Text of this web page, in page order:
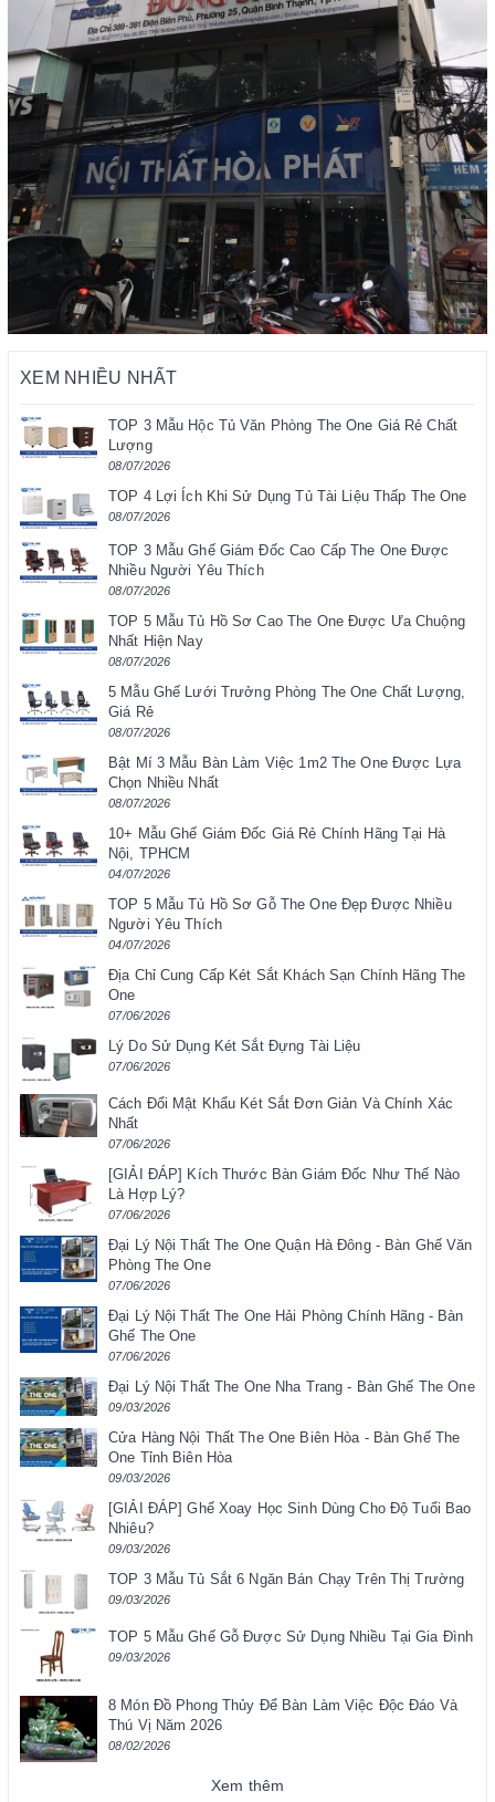
XEM NHIỀU NHẤT
TOP 3 Mẫu Hộc Tủ Văn Phòng The One Giá Rẻ Chất
Lượng
08/07/2026
TOP 4 Lợi Ích Khi Sử Dụng Tủ Tài Liệu Thấp The One
08/07/2026
TOP 3 Mẫu Ghế Giám Đốc Cao Cấp The One Được
Nhiều Người Yêu Thích
08/07/2026
TOP 5 Mẫu Tủ Hồ Sơ Cao The One Được Ưa Chuộng
Nhất Hiện Nay
08/07/2026
5 Mẫu Ghế Lưới Trưởng Phòng The One Chất Lượng,
Giá Rẻ
08/07/2026
Bật Mí 3 Mẫu Bàn Làm Việc 1m2 The One Được Lựa
Chọn Nhiều Nhất
08/07/2026
10+ Mẫu Ghế Giám Đốc Giá Rẻ Chính Hãng Tại Hà
Nội, TPHCM
04/07/2026
TOP 5 Mẫu Tủ Hồ Sơ Gỗ The One Đẹp Được Nhiều
Người Yêu Thích
04/07/2026
Địa Chỉ Cung Cấp Két Sắt Khách Sạn Chính Hãng The
One
07/06/2026
Lý Do Sử Dụng Két Sắt Đựng Tài Liệu
07/06/2026
Cách Đổi Mật Khẩu Két Sắt Đơn Giản Và Chính Xác
Nhất
07/06/2026
[GIẢI ĐÁP] Kích Thước Bàn Giám Đốc Như Thế Nào
Là Hợp Lý?
07/06/2026
Đại Lý Nội Thất The One Quận Hà Đông - Bàn Ghế Văn
Phòng The One
07/06/2026
Đại Lý Nội Thất The One Hải Phòng Chính Hãng - Bàn
Ghế The One
07/06/2026
Đại Lý Nội Thất The One Nha Trang - Bàn Ghế The One
09/03/2026
Cửa Hàng Nội Thất The One Biên Hòa - Bàn Ghế The
One Tỉnh Biên Hòa
09/03/2026
[GIẢI ĐÁP] Ghế Xoay Học Sinh Dùng Cho Độ Tuổi Bao
Nhiêu?
09/03/2026
TOP 3 Mẫu Tủ Sắt 6 Ngăn Bán Chạy Trên Thị Trường
09/03/2026
TOP 5 Mẫu Ghế Gỗ Được Sử Dụng Nhiều Tại Gia Đình
09/03/2026
8 Món Đồ Phong Thủy Để Bàn Làm Việc Độc Đáo Và
Thú Vị Năm 2026
08/02/2026
Xem thêm